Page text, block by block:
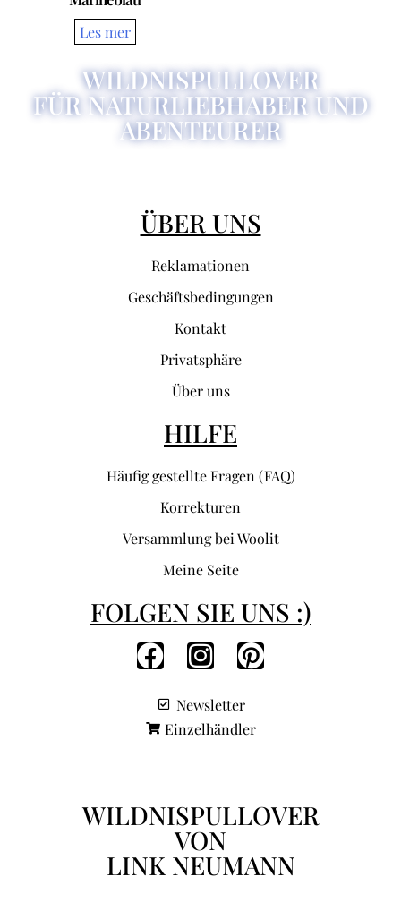
WILDNISPULLOVER
FÜR NATURLIEBHABER UND
ABENTEURER
ÜBER UNS
Reklamationen
Geschäftsbedingungen
Kontakt
Privatsphäre
Über uns
HILFE
Häufig gestellte Fragen (FAQ)
Korrekturen
Versammlung bei Woolit
Meine Seite
FOLGEN SIE UNS :)
Newsletter
Einzelhändler
WILDNISPULLOVER
VON
LINK NEUMANN